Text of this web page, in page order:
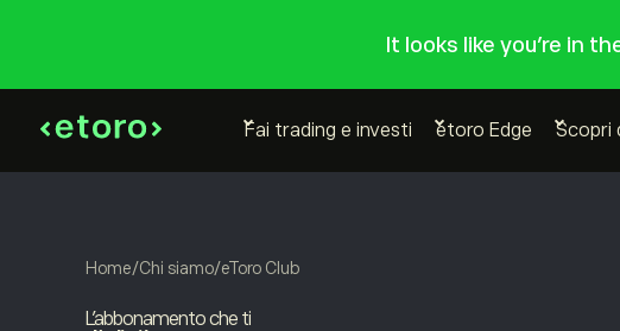
It looks like you're in
Fai trading e investi etoro Edge Scopri
Home/Chi siamo/eToro Club
L’abbonamento che ti